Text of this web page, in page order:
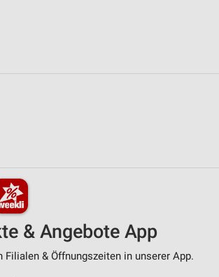
& Angebote App
& Öffnungszeiten in unserer App.